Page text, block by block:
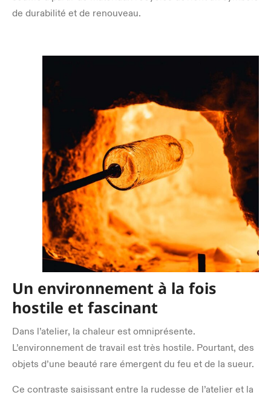
de durabilité et de renouveau.
Un environnement à la fois
hostile et fascinant
Dans l’atelier, la chaleur est omniprésente.
L’environnement de travail est très hostile. Pourtant, des
objets d’une beauté rare émergent du feu et de la sueur.
Ce contraste saisissant entre la rudesse de l’atelier et la